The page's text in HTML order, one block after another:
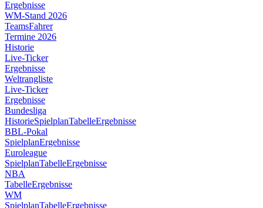
Ergebnisse
WM-Stand 2026
TeamsFahrer
Termine 2026
Historie
Live-Ticker
Ergebnisse
Weltrangliste
Live-Ticker
Ergebnisse
Bundesliga
HistorieSpielplanTabelleErgebnisse
BBL-Pokal
SpielplanErgebnisse
Euroleague
SpielplanTabelleErgebnisse
NBA
TabelleErgebnisse
WM
SpielplanTabelleErgebnisse